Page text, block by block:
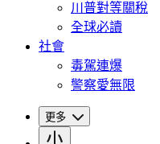
川普對等關稅
全球必讀
社會
毒駕連爆
警察愛無限
更多